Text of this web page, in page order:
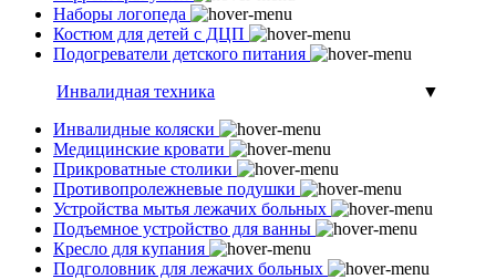
Наборы логопеда
Костюм для детей с ДЦП
Подогреватели детского питания
Инвалидная техника
▼
Инвалидные коляски
Медицинские кровати
Прикроватные столики
Противопролежневые подушки
Устройства мытья лежачих больных
Подъемное устройство для ванны
Кресло для купания
Подголовник для лежачих больных